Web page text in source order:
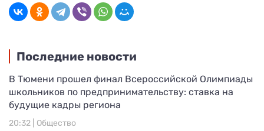
Последние новости
В Тюмени прошел финал Всероссийской Олимпиады
школьников по предпринимательству: ставка на
будущие кадры региона
20:32 | Общество